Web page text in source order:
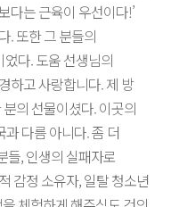
다는 근육이 우선이다!’
. 또한 그 분들의
다. 도움 선생님의
하고 사랑합니다. 제 방
의 선물이셨다. 이곳의
다름 아니다. 좀 더
들, 인생의 실패자로
감정 소유자, 일탈 청소년